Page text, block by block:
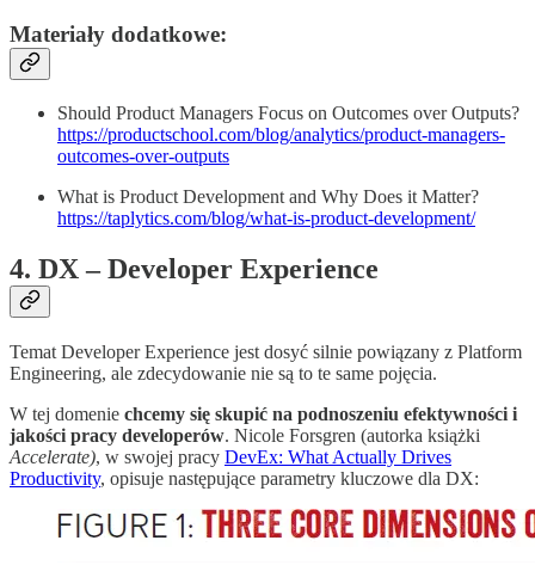
Materiały dodatkowe:
Should Product Managers Focus on Outcomes over Outputs?
https://productschool.com/blog/analytics/product-managers-
outcomes-over-outputs
What is Product Development and Why Does it Matter?
https://taplytics.com/blog/what-is-product-development/
4. DX – Developer Experience
Temat Developer Experience jest dosyć silnie powiązany z Platform
Engineering, ale zdecydowanie nie są to te same pojęcia.
W tej domenie chcemy się skupić na podnoszeniu efektywności i
jakości pracy developerów. Nicole Forsgren (autorka książki
Accelerate), w swojej pracy DevEx: What Actually Drives
Productivity, opisuje następujące parametry kluczowe dla DX: